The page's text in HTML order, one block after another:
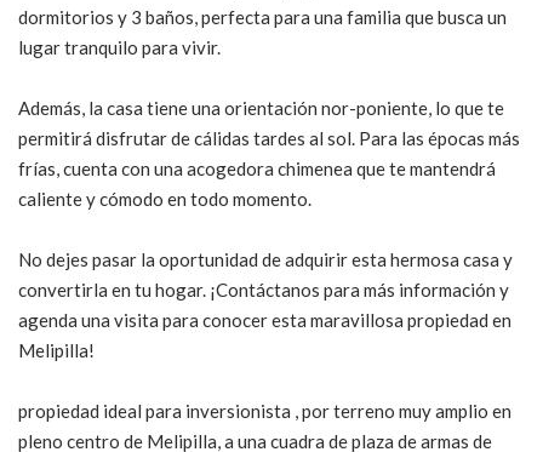
dormitorios y 3 baños, perfecta para una familia que busca un
lugar tranquilo para vivir.
Además, la casa tiene una orientación nor-poniente, lo que te
permitirá disfrutar de cálidas tardes al sol. Para las épocas más
frías, cuenta con una acogedora chimenea que te mantendrá
caliente y cómodo en todo momento.
No dejes pasar la oportunidad de adquirir esta hermosa casa y
convertirla en tu hogar. ¡Contáctanos para más información y
agenda una visita para conocer esta maravillosa propiedad en
Melipilla!
propiedad ideal para inversionista , por terreno muy amplio en
pleno centro de Melipilla, a una cuadra de plaza de armas de